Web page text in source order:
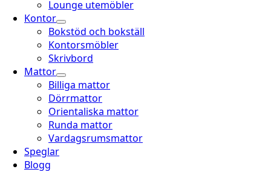
Lounge utemöbler
Kontor
Bokstöd och bokställ
Kontorsmöbler
Skrivbord
Mattor
Billiga mattor
Dörrmattor
Orientaliska mattor
Runda mattor
Vardagsrumsmattor
Speglar
Blogg